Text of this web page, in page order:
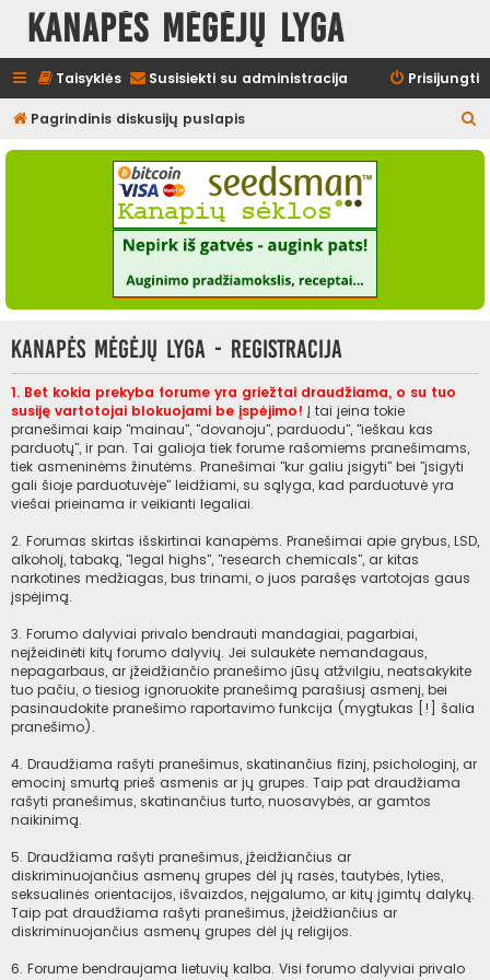
Kanapės mėgėjų lyga
Taisyklės Susisiekti su administracija Prisijungti
Pagrindinis diskusijų puslapis
e
Kanapės mėgėjų lyga - Registracija
1. Bet kokia prekyba forume yra griežtai draudžiama, o su tuo
susiję vartotojai blokuojami be įspėjimo! Į tai įeina tokie
pranešimai kaip "mainau", "dovanoju", parduodu", "ieškau kas
parduotų", ir pan. Tai galioja tiek forume rašomiems pranešimams,
tiek asmeninėms žinutėms. Pranešimai "kur galiu įsigyti" bei "įsigyti
gali šioje parduotuvėje" leidžiami, su sąlyga, kad parduotuvė yra
viešai prieinama ir veikianti legaliai.
2. Forumas skirtas išskirtinai kanapėms. Pranešimai apie grybus, LSD,
alkoholį, tabaką, "legal highs", "research chemicals", ar kitas
narkotines medžiagas, bus trinami, o juos parašęs vartotojas gaus
įspėjimą.
3. Forumo dalyviai privalo bendrauti mandagiai, pagarbiai,
neįžeidinėti kitų forumo dalyvių. Jei sulaukėte nemandagaus,
nepagarbaus, ar įžeidžiančio pranešimo jūsų atžvilgiu, neatsakykite
tuo pačiu, o tiesiog ignoruokite pranešimą parašiusį asmenį, bei
pasinaudokite pranešimo raportavimo funkcija (mygtukas [!] šalia
pranešimo).
4. Draudžiama rašyti pranešimus, skatinančius fizinį, psichologinį, ar
emocinį smurtą prieš asmenis ar jų grupes. Taip pat draudžiama
rašyti pranešimus, skatinančius turto, nuosavybės, ar gamtos
naikinimą.
5. Draudžiama rašyti pranešimus, įžeidžiančius ar
diskriminuojančius asmenų grupes dėl jų rasės, tautybės, lyties,
seksualinės orientacijos, išvaizdos, neįgalumo, ar kitų įgimtų dalykų.
Taip pat draudžiama rašyti pranešimus, įžeidžiančius ar
diskriminuojančius asmenų grupes dėl jų religijos.
6. Forume bendraujama lietuvių kalba. Visi forumo dalyviai privalo